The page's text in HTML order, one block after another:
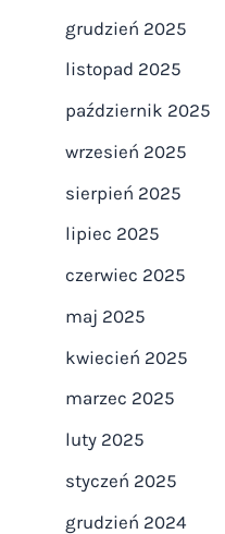
grudzień 2025
listopad 2025
październik 2025
wrzesień 2025
sierpień 2025
lipiec 2025
czerwiec 2025
maj 2025
kwiecień 2025
marzec 2025
luty 2025
styczeń 2025
grudzień 2024